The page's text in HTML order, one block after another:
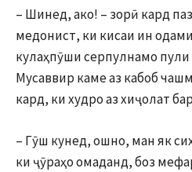
– Шинед, ако! – зорӣ кард
медонист, ки кисаи ин
кулаҳпӯши серпулнамо пули
Мусаввир каме аз кабоб
кард, ки худро аз хиҷолат
– Гӯш кунед, ошно, ман як
ки ҷӯраҳо омаданд, боз